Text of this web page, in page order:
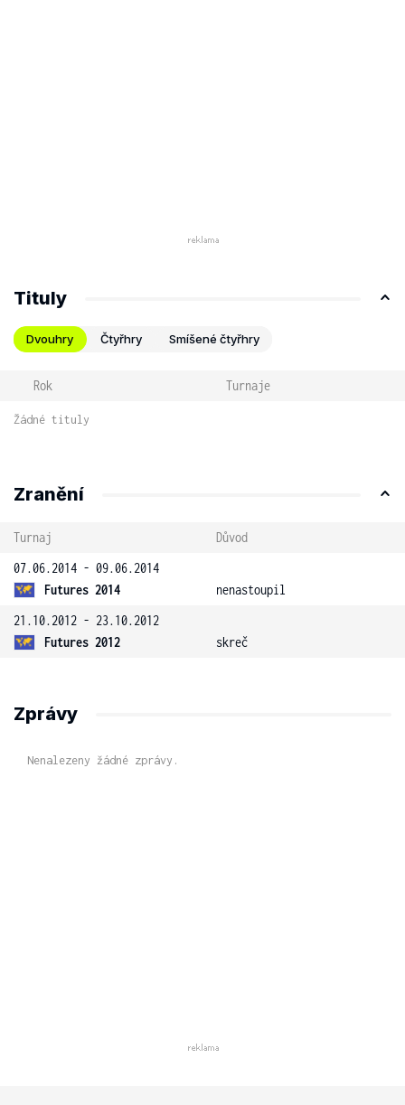
Tituly
Dvouhry Čtyřhry Smíšené čtyřhry
Rok Turnaje
Žádné tituly
Zranění
Turnaj
Důvod
07.06.2014 - 09.06.2014
Futures 2014
nenastoupil
21.10.2012 - 23.10.2012
Futures 2012
skreč
Zprávy
Nenalezeny žádné zprávy.